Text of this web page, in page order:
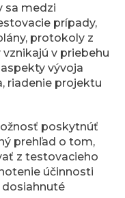
sa medzi
prípady,
protokoly z
v priebehu
vývoja
riadenie projektu
poskytnúť
prehľad o tom,
z testovacieho
účinnosti
dosiahnuté